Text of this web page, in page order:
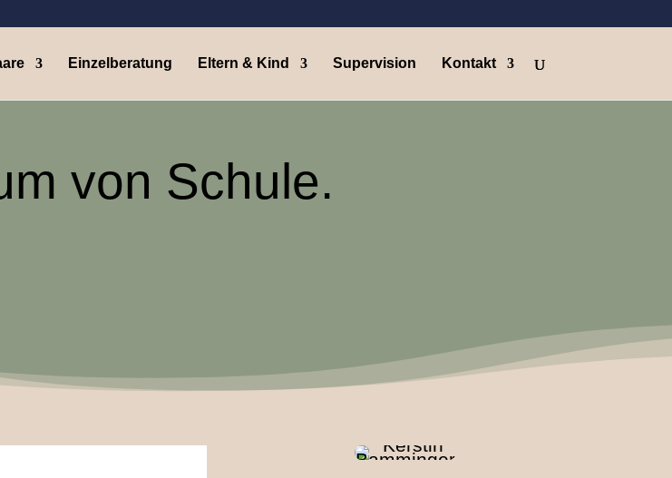
Einzelberatung Eltern & Kind Supervision Kontakt
von Schule.